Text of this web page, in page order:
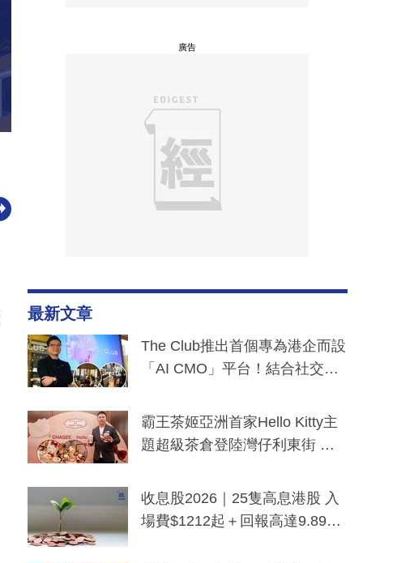
廣告
最新文章
The Club推出首個專為港企而設
「AI CMO」平台！結合社交聆
分鐘生成「貼地」宣傳短片
霸王茶姬亞洲首家Hello Kitty主
題超級茶倉登陸灣仔利東街 推
y及香港限定特調系列
收息股2026｜25隻高息港股 入
場費$1212起＋回報高達9.89